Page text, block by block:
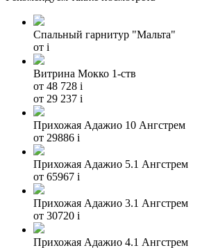
Спальный гарнитур "Мальта"
от i
Витрина Мокко 1-ств
от 48 728 i
от 29 237 i
Прихожая Адажио 10 Ангстрем
от 29886 i
Прихожая Адажио 5.1 Ангстрем
от 65967 i
Прихожая Адажио 3.1 Ангстрем
от 30720 i
Прихожая Адажио 4.1 Ангстрем